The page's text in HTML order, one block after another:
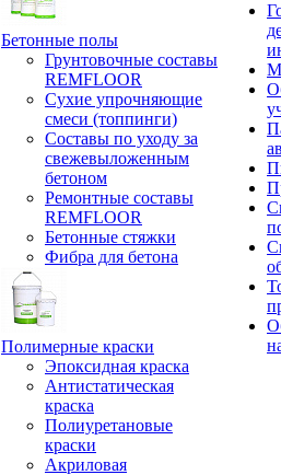
Бетонные полы
Грунтовочные составы
REMFLOOR
Сухие упрочняющие
смеси (топпинги)
Составы по уходу за
свежевыложенным
бетоном
Ремонтные составы
REMFLOOR
Бетонные стяжки
Фибра для бетона
Полимерные краски
Эпоксидная краска
Антистатическая
краска
Полиуретановые
краски
Акриловая